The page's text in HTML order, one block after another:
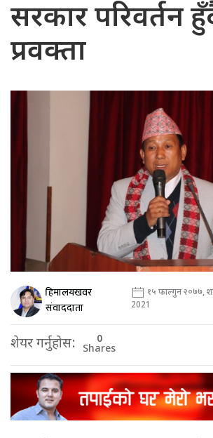
सरकार परिवर्तन
प्रवक्ता
हिमालयखवर
संवाददाता
१५ फाल्गुन २०७७,
2021
शेयर गर्नुहोस: 0
Shares